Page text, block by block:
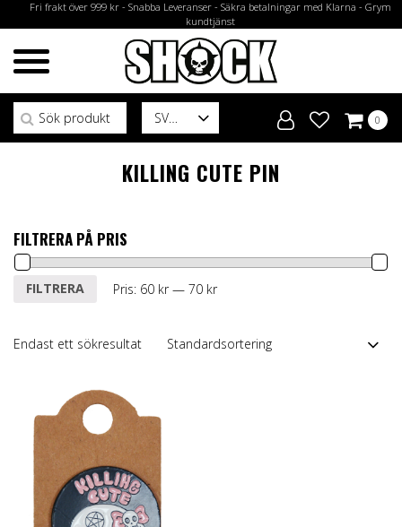
Fri frakt över 999 kr - Snabba Leveranser - Säkra betalningar med Klarna - Grym
kundtjänst
SV
Sök efter:
0
KILLING CUTE PIN
FILTRERA PÅ PRIS
Min
MaxFILTRERA Pris: 60 kr— 70 kr
Endast ett sökresultat